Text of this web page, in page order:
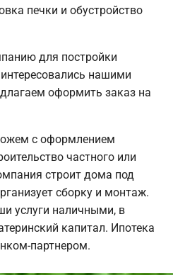
печки и обустройство
для постройки
нашими
оформить заказ на
с оформлением
частного или
строит дома под
сборку и монтаж.
услуги наличными, в
капитал. Ипотека
партнером.